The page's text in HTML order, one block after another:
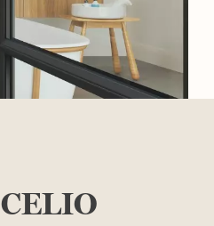
CELIO